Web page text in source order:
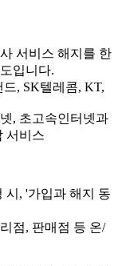
서비스 해지를 한
입니다.
, SK텔레콤, KT,
, 초고속인터넷과
서비스
시, '가입과 해지 동
점, 판매점 등 온/